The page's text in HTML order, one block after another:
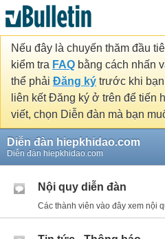
Nếu đây là chuyến thăm đầu
kiểm tra FAQ bằng cách nhấn
thể phải Đăng ký trước khi
liên kết Đăng ký ở trên để tiến
viết, chọn Diễn đàn mà bạn
Diễn đàn hiepkhidao.com
Diễn đàn hiepkhidao.com
Nội quy diễn đàn
Các thành viên vào đây xem nội